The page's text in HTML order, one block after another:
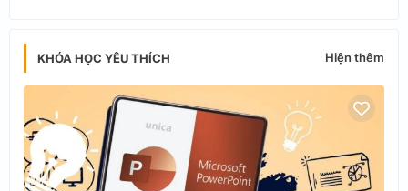
KHÓA HỌC YÊU THÍCH Hiện thêm